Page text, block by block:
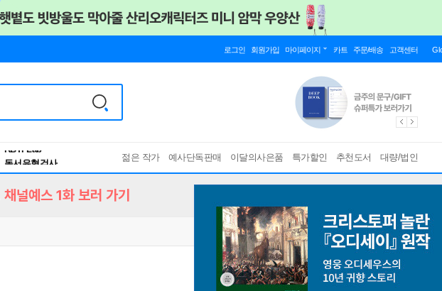
로그인 회원가입 마이페이지 카트 주문/배송 고객센터
독서유형검사
RBTI Lab
젊은 작가 예사단독판매 이달의사은품 특가할인 추천도서 대량/법인
채널예스 1화 보러 가기